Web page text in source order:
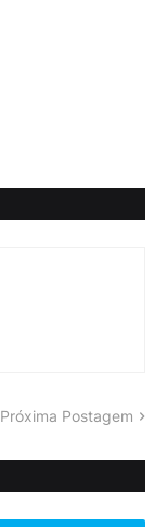
Próxima Postagem